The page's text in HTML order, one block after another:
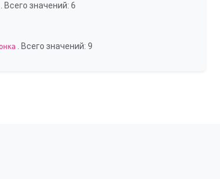
. Всего значений: 6
. Всего значений: 9